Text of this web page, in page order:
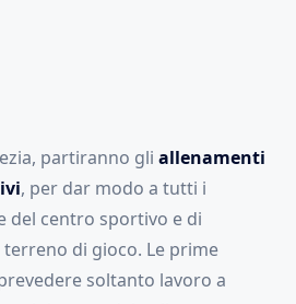
partiranno gli allenamenti
, per dar modo a tutti i
del centro sportivo e di
di gioco. Le prime
soltanto lavoro a